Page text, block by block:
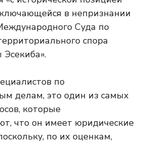
в непризнании
Суда по
спора
Эсекиба».
по
делам, это один из самых
которые
что он имеет юридические
по их оценкам,